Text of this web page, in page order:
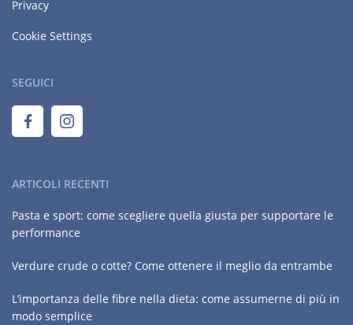
Privacy
Cookie Settings
SEGUICI
ARTICOLI RECENTI
Pasta e sport: come scegliere quella giusta per supportare le
performance
Verdure crude o cotte? Come ottenere il meglio da entrambe
L’importanza delle fibre nella dieta: come assumerne di più in
modo semplice